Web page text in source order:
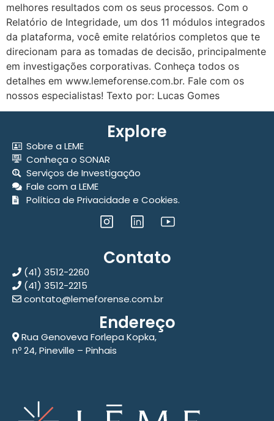
melhores resultados com os seus processos. Com o
Relatório de Integridade, um dos 11 módulos integrados
da plataforma, você emite relatórios completos que te
direcionam para as tomadas de decisão, principalmente
em investigações corporativas. Conheça todos os
detalhes em www.lemeforense.com.br. Fale com os
nossos especialistas! Texto por: Lucas Gomes
Explore
Sobre a LEME
Conheça o SONAR
Serviços de Investigação
Fale com a LEME
Política de Privacidade e Cookies.
Contato
(41) 3512-2260
(41) 3512-2215
contato@lemeforense.com.br
Endereço
Rua Genoveva Forlepa Kopka,
nº 24, Pineville – Pinhais